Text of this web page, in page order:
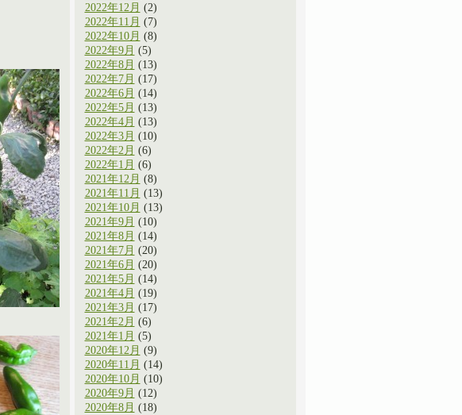
2022年12月 (2)
2022年11月 (7)
2022年10月 (8)
2022年9月 (5)
2022年8月 (13)
2022年7月 (17)
2022年6月 (14)
2022年5月 (13)
2022年4月 (13)
2022年3月 (10)
2022年2月 (6)
2022年1月 (6)
2021年12月 (8)
2021年11月 (13)
2021年10月 (13)
2021年9月 (10)
2021年8月 (14)
2021年7月 (20)
2021年6月 (20)
2021年5月 (14)
2021年4月 (19)
2021年3月 (17)
2021年2月 (6)
2021年1月 (5)
2020年12月 (9)
2020年11月 (14)
2020年10月 (10)
2020年9月 (12)
2020年8月 (18)